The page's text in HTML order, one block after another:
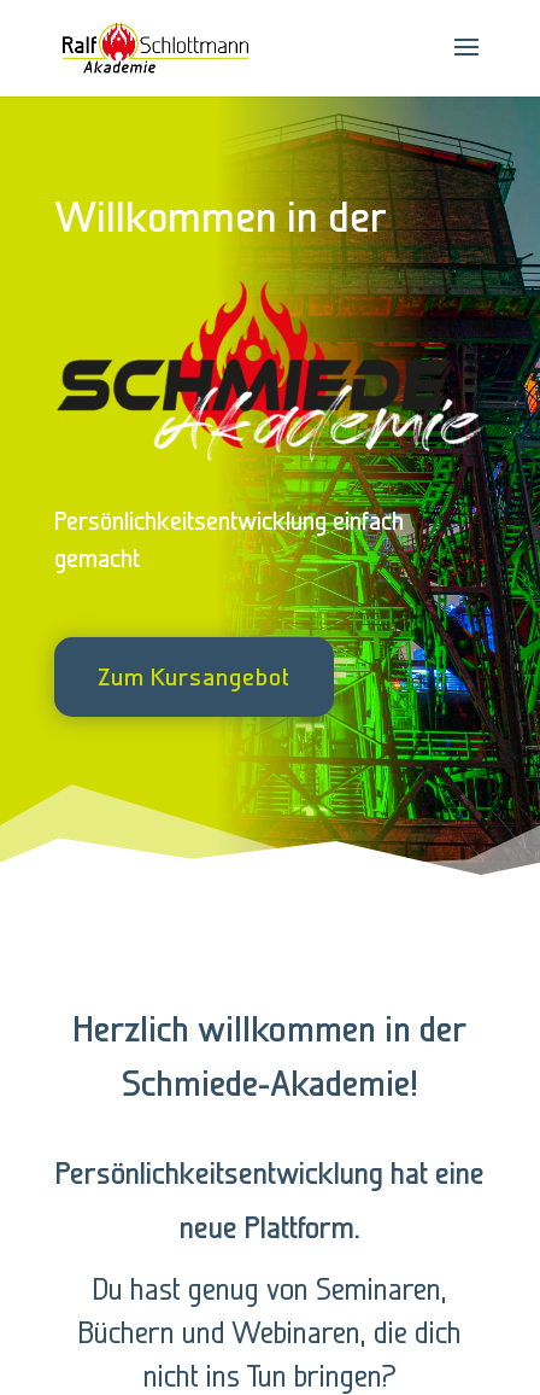
Willkommen in der
Persönlichkeitsentwicklung einfach
gemacht
Zum Kursangebot
Herzlich willkommen in der
Schmiede-Akademie!
Persönlichkeitsentwicklung hat eine
neue Plattform.
Du hast genug von Seminaren,
Büchern und Webinaren, die dich
nicht ins Tun bringen?